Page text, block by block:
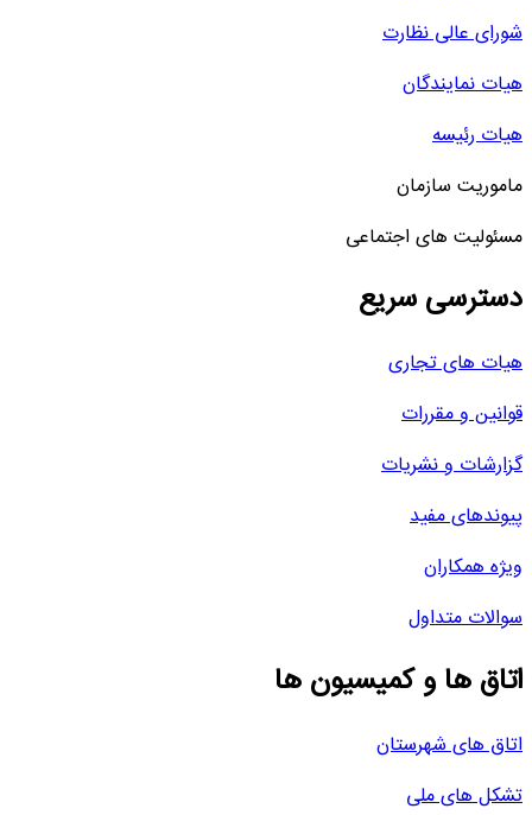
شورای عالی نظارت
هیات نمایندگان
هیات رئیسه
ماموریت سازمان
مسئولیت های اجتماعی
دسترسی سریع
هیات های تجاری
قوانین و مقررات
گزارشات و نشریات
پیوندهای مفید
ویژه همکاران
سوالات متداول
اتاق ها و کمیسیون ها
اتاق های شهرستان
تشکل های ملی